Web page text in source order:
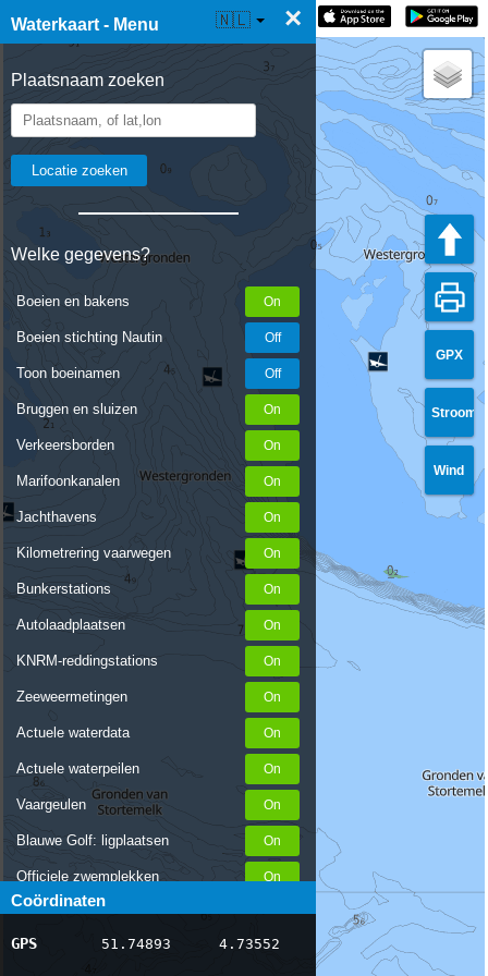
Waterkaart - Menu ×
Plaatsnaam zoeken
Welke gegevens?
Boeien en bakens
Boeien stichting Nautin
Toon boeinamen
Bruggen en sluizen
Verkeersborden
Marifoonkanalen
Jachthavens
Kilometrering vaarwegen
Bunkerstations
Autolaadplaatsen
KNRM-reddingstations
Zeeweermetingen
Actuele waterdata
Actuele waterpeilen
Vaargeulen
Blauwe Golf: ligplaatsen
Officiele zwemplekken
Stremmingen/hinder
AIS scheepsposities
Coördinaten
GPS 51.74893 4.73552
☰ Waterkaart Live 🇳🇱
GPX
Stroom
Wind